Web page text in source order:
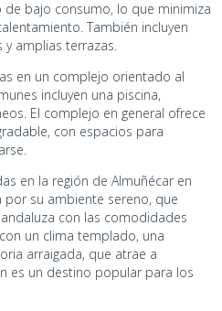
bajo consumo, lo que minimiza
También incluyen
amplias terrazas.
en un complejo orientado al
incluyen una piscina,
El complejo en general ofrece
con espacios para
en la región de Almuñécar en
por su ambiente sereno, que
con las comodidades
un clima templado, una
arraigada, que atrae a
es un destino popular para los